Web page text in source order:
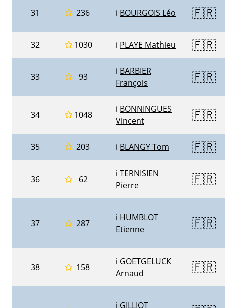
31 236 ℹ️ BOURGOIS Léo 🇫🇷
32 1030 ℹ️ PLAYE Mathieu 🇫🇷
33 93
ℹ️ BARBIER
François
🇫🇷
34 1048
ℹ️ BONNINGUES
Vincent
🇫🇷
35 203 ℹ️ BLANGY Tom 🇫🇷
36 62
ℹ️ TERNISIEN
Pierre
🇫🇷
37 287
ℹ️ HUMBLOT
Etienne
🇫🇷
38 158
ℹ️ GOETGELUCK
Arnaud
🇫🇷
ℹ️ GILLIOT